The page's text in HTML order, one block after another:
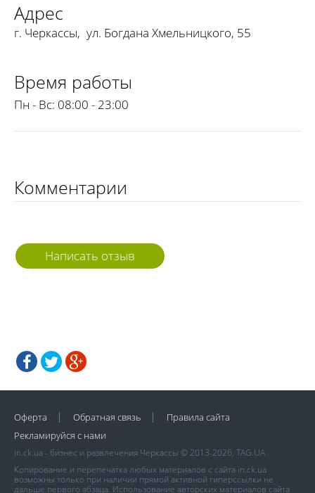
Адрес
г. Черкассы, ул. Богдана Хмельницкого, 55
Время работы
Пн - Вс: 08:00 - 23:00
Комментарии
Написать отзыв
Оферта Обратная связь
Правила сайта
Рекламируйся с нами
in.ck.ua - бизнес и развлечения Черкассы © 2013-2026, TAG.UA
Копирование и перепечатка любых материалов с сайта in.ck.ua
возможны только при наличии прямой активной гиперссылки не
дальше первого абзаца. Использование авторских материалов сайта